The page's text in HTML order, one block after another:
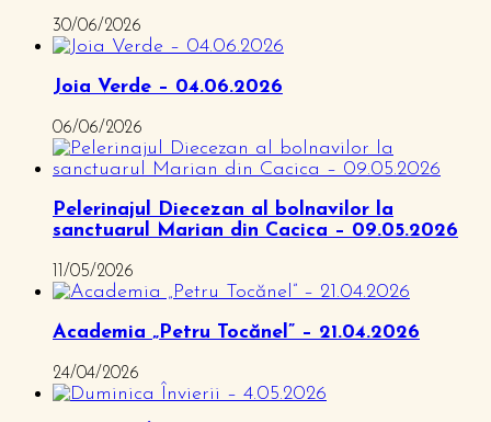
30/06/2026
Joia Verde – 04.06.2026
06/06/2026
Pelerinajul Diecezan al bolnavilor la
sanctuarul Marian din Cacica – 09.05.2026
11/05/2026
Academia „Petru Tocănel” – 21.04.2026
24/04/2026